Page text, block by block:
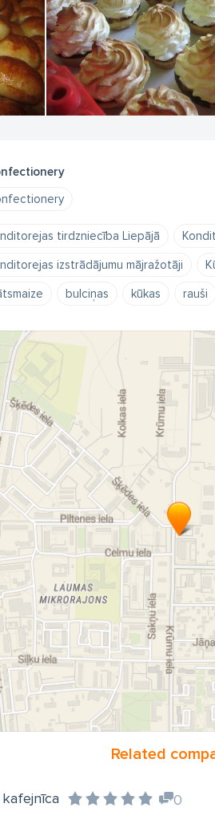
tirdzniecība Liepājā
izstrādājumu mājražotāji
bulciņas kūkas rauši
Related
0